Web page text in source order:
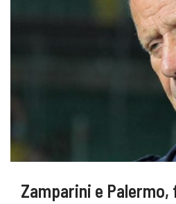
Zamparini e Palermo,